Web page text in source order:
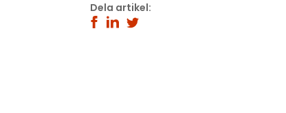
Dela artikel: